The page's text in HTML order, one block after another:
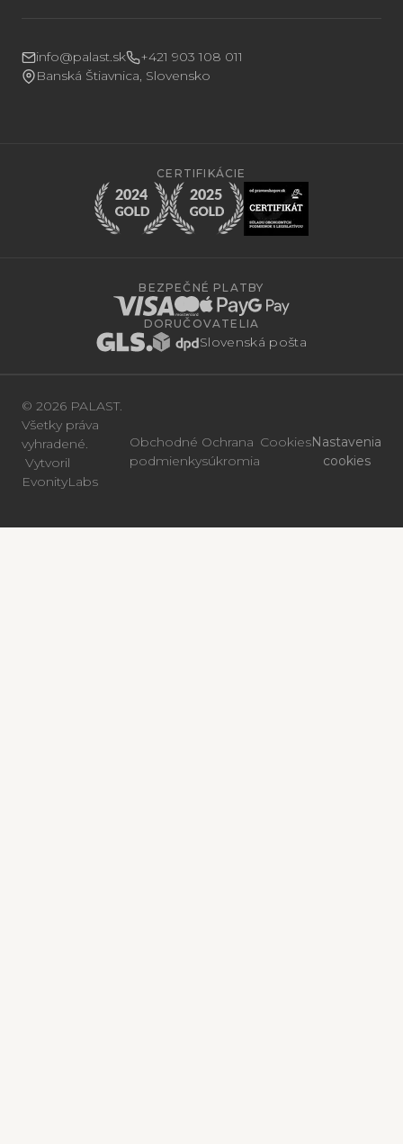
info@palast.sk
+421 903 108 011
Banská Štiavnica, Slovensko
CERTIFIKÁCIE
BEZPEČNÉ PLATBY
DORUČOVATELIA
Slovenská pošta
© 2026 PALAST.
Všetky práva
vyhradené.
Vytvoril
EvonityLabs
Obchodné
podmienky
Ochrana
súkromia
CookiesNastavenia
cookies